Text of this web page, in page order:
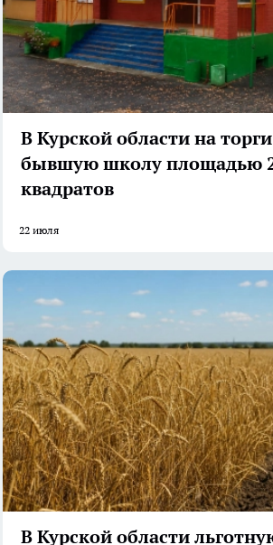
В Курской области на
бывшую школу площадью
квадратов
22 июля
В Курской области